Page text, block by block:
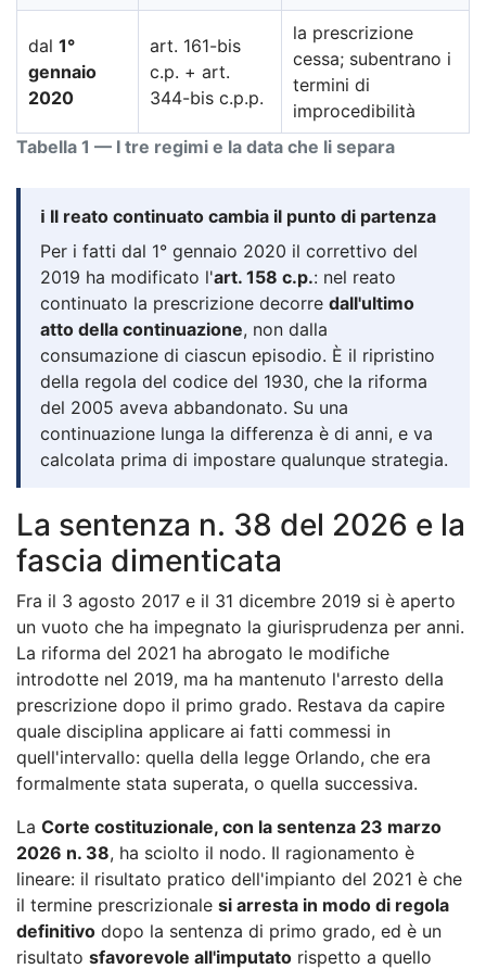
Tabella 1 — I tre regimi e la data che li separa
dal 1°
gennaio
2020
art. 161-bis
c.p. + art.
344-bis c.p.p.
la prescrizione
cessa; subentrano i
termini di
improcedibilità
ℹ️ Il reato continuato cambia il punto di partenza
Per i fatti dal 1° gennaio 2020 il correttivo del
2019 ha modificato l'art. 158 c.p.: nel reato
continuato la prescrizione decorre dall'ultimo
atto della continuazione, non dalla
consumazione di ciascun episodio. È il ripristino
della regola del codice del 1930, che la riforma
del 2005 aveva abbandonato. Su una
continuazione lunga la differenza è di anni, e va
calcolata prima di impostare qualunque strategia.
La sentenza n. 38 del 2026 e la
fascia dimenticata
Fra il 3 agosto 2017 e il 31 dicembre 2019 si è aperto
un vuoto che ha impegnato la giurisprudenza per anni.
La riforma del 2021 ha abrogato le modifiche
introdotte nel 2019, ma ha mantenuto l'arresto della
prescrizione dopo il primo grado. Restava da capire
quale disciplina applicare ai fatti commessi in
quell'intervallo: quella della legge Orlando, che era
formalmente stata superata, o quella successiva.
La Corte costituzionale, con la sentenza 23 marzo
2026 n. 38, ha sciolto il nodo. Il ragionamento è
lineare: il risultato pratico dell'impianto del 2021 è che
il termine prescrizionale si arresta in modo di regola
definitivo dopo la sentenza di primo grado, ed è un
risultato sfavorevole all'imputato rispetto a quello